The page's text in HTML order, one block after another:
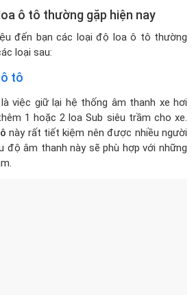
ô tô thường gặp hiện nay
đến bạn các loại độ loa ô tô thường
loại sau:
tô
là việc giữ lại hệ thống âm thanh xe hơi
1 hoặc 2 loa Sub siêu trầm cho xe.
này rất tiết kiệm nên được nhiều người
độ âm thanh này sẽ phù hợp với những